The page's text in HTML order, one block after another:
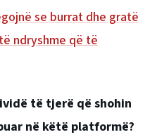
se burrat dhe gratë
ndryshme që të
të tjerë që shohin
në këtë platformë?